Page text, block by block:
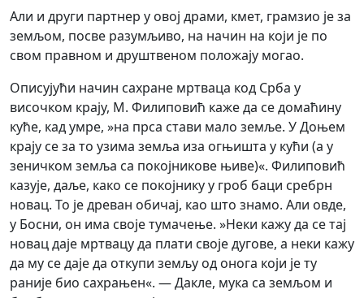
Али и други партнер у овој драми, кмет, грамзио је за
земљом, посве разумљиво, на начин на који је по
свом правном и друштвеном положају могао.
Описујући начин сахране мртваца код Срба у
височком крају, М. Филиповић каже да се домаћину
куће, кад умре, »на прса стави мало земље. У Доњем
крају се за то узима земља иза огњишта у кући (а у
зеничком земља са покојникове њиве)«. Филиповић
казује, даље, како се покојнику у гроб баци сребрн
новац. То је древан обичај, као што знамо. Али овде,
у Босни, он има своје тумачење. »Неки кажу да се тај
новац даје мртвацу да плати своје дугове, а неки кажу
да му се даје да откупи земљу од онога који је ту
раније био сахрањен«. — Дакле, мука са земљом и